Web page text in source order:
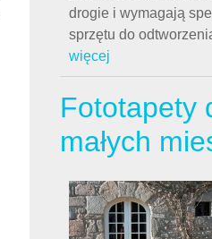
drogie i wymagają
sprzętu do
więcej
Fototapety
małych